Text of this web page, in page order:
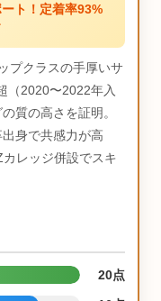
ト！定着率93%
プクラスの手厚いサ
（2020〜2022年入
質の高さを証明。
身で共感力が高
レッジ併設でスキ
20点